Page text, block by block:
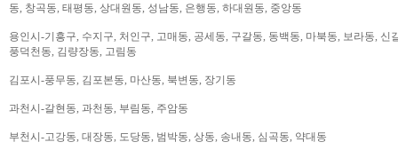
동, 창곡동, 태평동, 상대원동, 성남동, 은행동, 하대원동, 중앙동
용인시-기흥구, 수지구, 처인구, 고매동, 공세동, 구갈동, 동백동, 마북동, 보라동,
풍덕천동, 김량장동, 고림동
김포시-풍무동, 김포본동, 마산동, 북변동, 장기동
과천시-갈현동, 과천동, 부림동, 주암동
부천시-고강동, 대장동, 도당동, 범박동, 상동, 송내동, 심곡동, 약대동